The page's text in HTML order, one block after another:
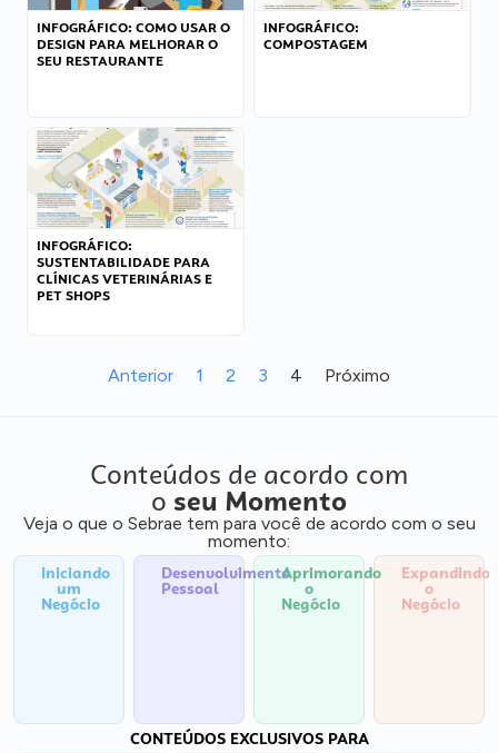
INFOGRÁFICO: COMO USAR O
DESIGN PARA MELHORAR O
SEU RESTAURANTE
INFOGRÁFICO:
COMPOSTAGEM
INFOGRÁFICO:
SUSTENTABILIDADE PARA
CLÍNICAS VETERINÁRIAS E
PET SHOPS
Anterior 1 2 3 4 Próximo
Conteúdos de acordo com
o seu Momento
Veja o que o Sebrae tem para você de acordo com o seu
momento:
Iniciando
um
Negócio
Desenvolvimento
Pessoal
Aprimorando
o
Negócio
Expandindo
o
Negócio
CONTEÚDOS EXCLUSIVOS PARA